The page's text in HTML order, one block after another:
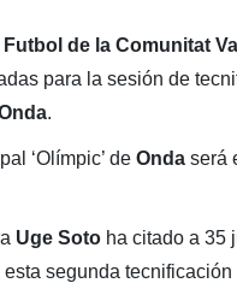
Futbol de la Comunitat
para la sesión de
.
‘Olímpic’ de Ondaserá
Uge Sotoha citado a 35
segunda tecnificación